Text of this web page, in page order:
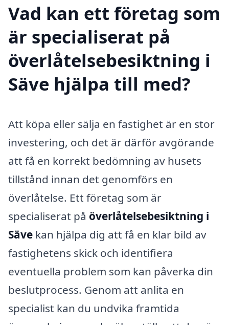
Vad kan ett företag som
är specialiserat på
överlåtelsebesiktning i
Säve hjälpa till med?
Att köpa eller sälja en fastighet är en stor
investering, och det är därför avgörande
att få en korrekt bedömning av husets
tillstånd innan det genomförs en
överlåtelse. Ett företag som är
specialiserat på överlåtelsebesiktning i
Säve kan hjälpa dig att få en klar bild av
fastighetens skick och identifiera
eventuella problem som kan påverka din
beslutprocess. Genom att anlita en
specialist kan du undvika framtida